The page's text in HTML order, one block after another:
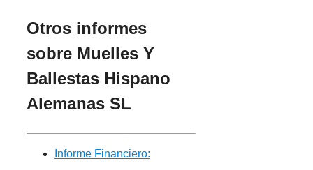
Otros informes
sobre Muelles Y
Ballestas Hispano
Alemanas SL
Informe Financiero: